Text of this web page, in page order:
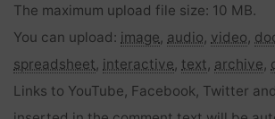
The maximum upload file size: 10 MB.
You can upload: image, audio, video,
spreadsheet, interactive, text, archive,
Links to YouTube, Facebook, Twitter